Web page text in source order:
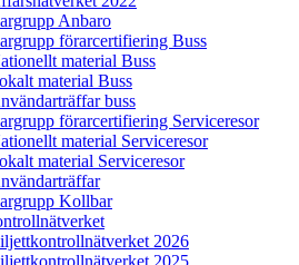
Anbaro
förarcertifiering Buss
material Buss
material Buss
buss
förarcertifiering Serviceresor
material Serviceresor
material Serviceresor
Kollbar
2026
2025